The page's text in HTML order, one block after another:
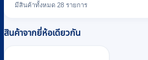
มีสินค้าทั้งหมด 28 รายการ
สินค้าจากยี่ห้อเดียวกัน